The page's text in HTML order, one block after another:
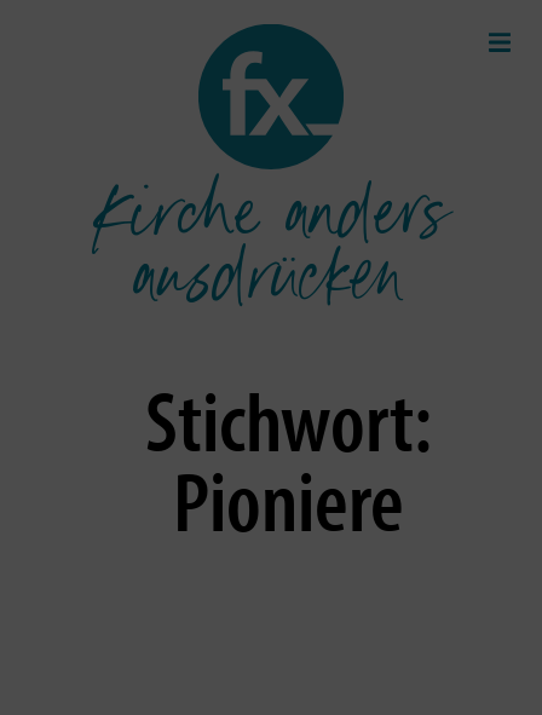
Kirche anders
ausdrücken
Stichwort:
Pioniere